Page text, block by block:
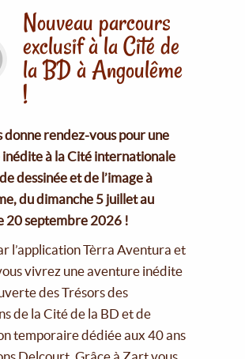
Nouveau parcours
exclusif à la Cité de
la BD à Angoulême
!
donne rendez-vous pour une
à la Cité internationale
dessinée et de l’image à
du dimanche 5 juillet au
20 septembre 2026 !
l’application Tèrra Aventura et
vivrez une aventure inédite
des Trésors des
de la Cité de la BD et de
temporaire dédiée aux 40 ans
Delcourt. Grâce à Zart vous